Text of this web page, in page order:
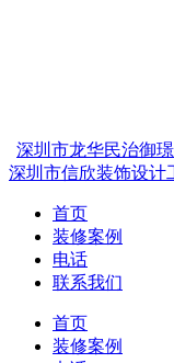
深圳市龙华民治御
深圳市信欣装饰设计
首页
装修案例
电话
联系我们
首页
装修案例